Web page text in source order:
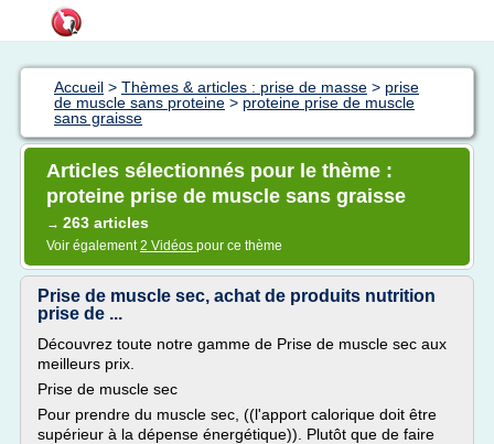
Accueil > Thèmes & articles : prise de masse > prise
de muscle sans proteine > proteine prise de muscle
sans graisse
Articles sélectionnés pour le thème :
proteine prise de muscle sans graisse
→ 263 articles
Voir également2 Vidéos pour ce thème
Prise de muscle sec, achat de produits nutrition
prise de ...
Découvrez toute notre gamme de Prise de muscle sec aux
meilleurs prix.
Prise de muscle sec
Pour prendre du muscle sec, ((l'apport calorique doit être
supérieur à la dépense énergétique)). Plutôt que de faire